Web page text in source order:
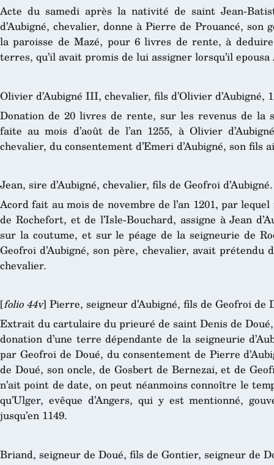
Acte du samedi après la nativité de saint Jean-
d’Aubigné, chevalier, donne à Pierre de Prouancé, son
la paroisse de Mazé, pour 6 livres de rente, à
terres, qu’il avait promis de lui assigner lorsqu’il epousa
Olivier d’Aubigné III, chevalier, fils d’Olivier d’Aubigné,
Donation de 20 livres de rente, sur les revenus de la
faite au mois d’août de l’an 1255, à Olivier
chevalier, du consentement d’Emeri d’Aubigné, son fils
Jean, sire d’Aubigné, chevalier, fils de Geofroi
Acord fait au mois de novembre de l’an 1201, par
de Rochefort, et de l’Isle-Bouchard, assigne à Jean
sur la coutume, et sur le péage de la seigneurie de
Geofroi d’Aubigné, son père, chevalier, avait prétendu
chevalier.
[folio 44v] Pierre, seigneur d’Aubigné, fils de Geofroi de
Extrait du cartulaire du prieuré de saint Denis de Doué,
donation d’une terre dépendante de la seigneurie
par Geofroi de Doué, du consentement de Pierre
de Doué, son oncle, de Gosbert de Bernezai, et de
n’ait point de date, on peut néanmoins connoître le
qu’Ulger, evêque d’Angers, qui y est mentionné,
jusqu’en 1149.
Briand, seigneur de Doué, fils de Gontier, seigneur de